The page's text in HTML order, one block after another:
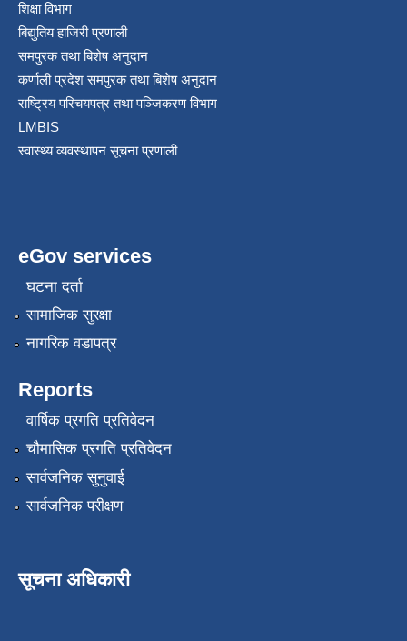
शिक्षा विभाग
बिद्युतिय हाजिरी प्रणाली
समपुरक तथा बिशेष अनुदान
कर्णाली प्रदेश समपुरक तथा बिशेष अनुदान
राष्ट्रिय परिचयपत्र तथा पञ्जिकरण विभाग
LMBIS
स्वास्थ्य व्यवस्थापन सूचना प्रणाली
eGov services
घटना दर्ता
सामाजिक सुरक्षा
नागरिक वडापत्र
Reports
वार्षिक प्रगति प्रतिवेदन
चौमासिक प्रगति प्रतिवेदन
सार्वजनिक सुनुवाई
सार्वजनिक परीक्षण
सूचना अधिकारी